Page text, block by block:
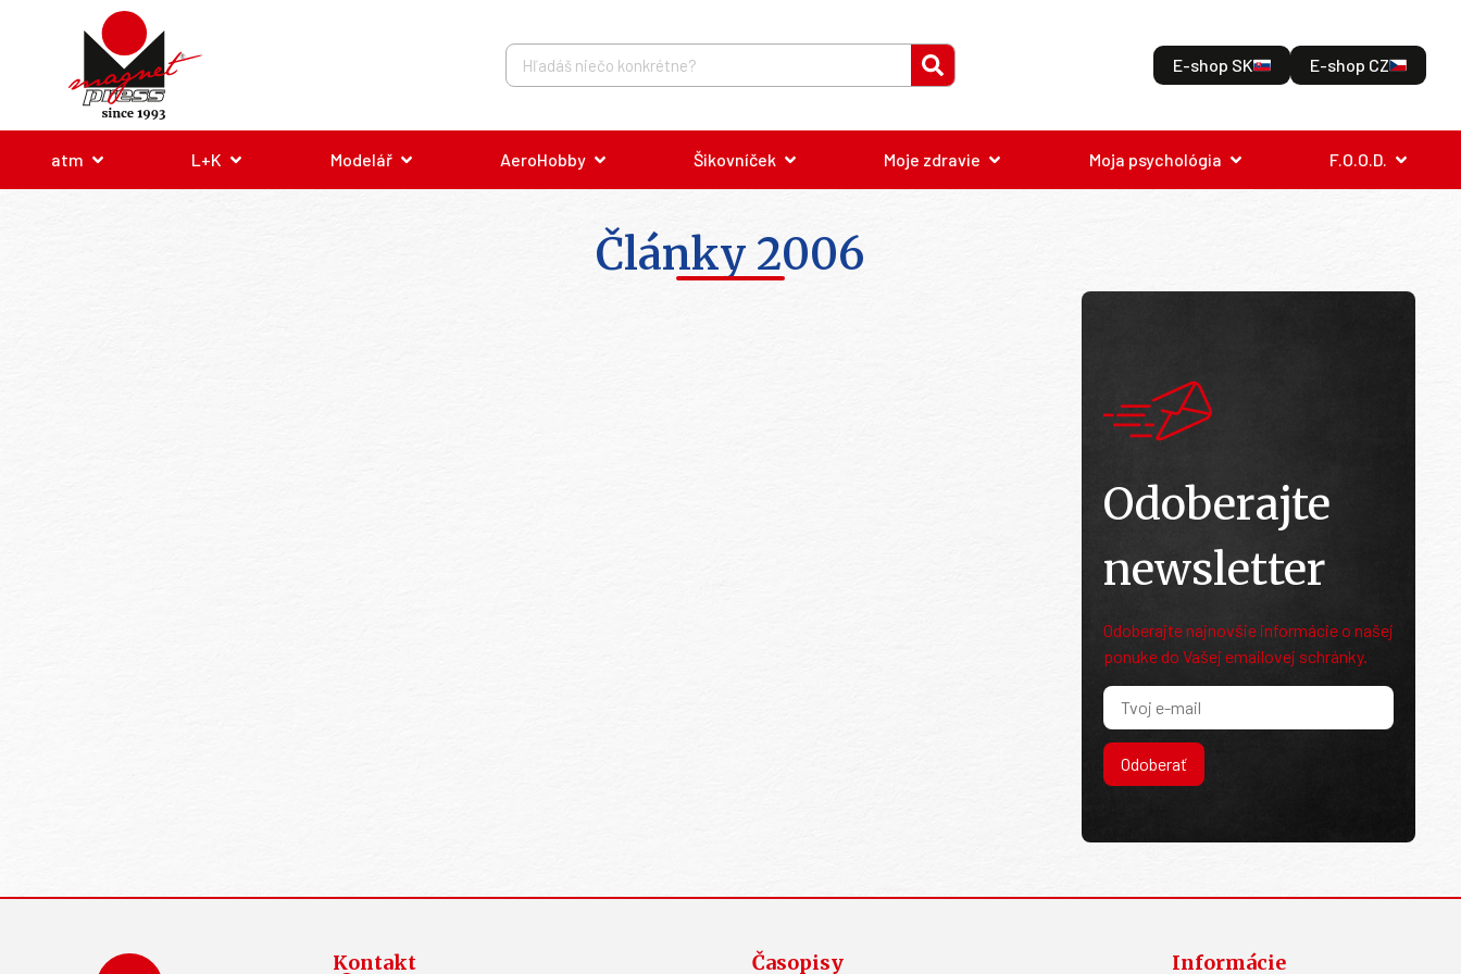
E-shop SK E-shop CZ
atm L+K Modelář AeroHobby Šikovníček Moje zdravie Moja psychológia F.O.O.D.
Články 2006
Odoberajte
newsletter
Odoberajte najnovšie informácie o našej
ponuke do Vašej emailovej schránky.
Odoberať
Kontakt Časopisy Informácie